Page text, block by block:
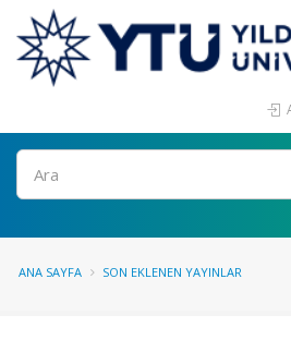
Ara
ANA SAYFA SON EKLENEN YAYINLAR